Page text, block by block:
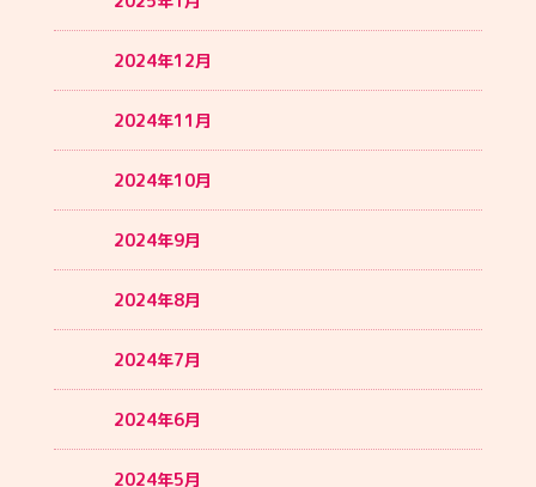
2024年12月
2024年11月
2024年10月
2024年9月
2024年8月
2024年7月
2024年6月
2024年5月